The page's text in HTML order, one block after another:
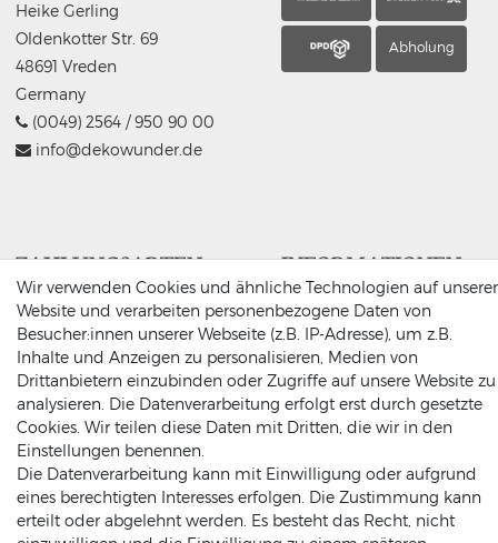
Heike Gerling
Oldenkotter Str. 69
48691 Vreden
Germany
(0049) 2564 / 950 90 00
info@dekowunder.de
Abholung
ZAHLUNGSARTEN INFORMATIONEN
Datenschutz
Versand
Impressum
AGB
Widerrufsrecht
Wir verwenden Cookies und ähnliche Technologien auf unserer
Website und verarbeiten personenbezogene Daten von
Besucher:innen unserer Webseite (z.B. IP-Adresse), um z.B.
Inhalte und Anzeigen zu personalisieren, Medien von
Drittanbietern einzubinden oder Zugriffe auf unsere Website zu
analysieren. Die Datenverarbeitung erfolgt erst durch gesetzte
Cookies. Wir teilen diese Daten mit Dritten, die wir in den
Einstellungen benennen.
Die Datenverarbeitung kann mit Einwilligung oder aufgrund
eines berechtigten Interesses erfolgen. Die Zustimmung kann
erteilt oder abgelehnt werden. Es besteht das Recht, nicht